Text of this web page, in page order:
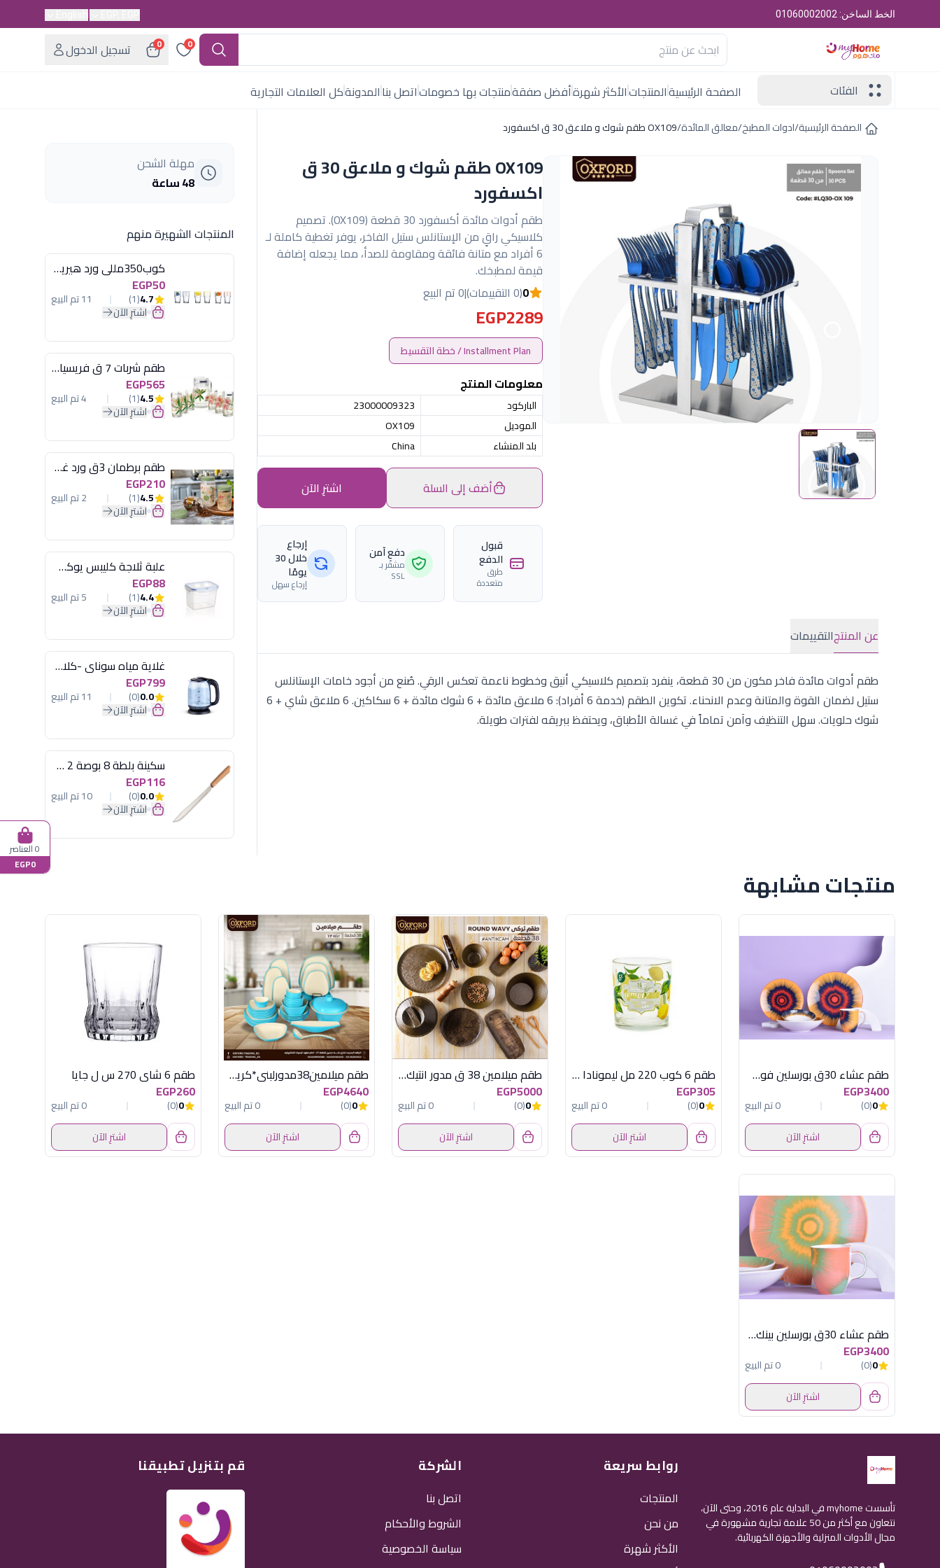
الخط الساخن: 01060002002
0
0
تسجيل الدخول
الفئات
الصفحة الرئيسيةالمنتجاتالأكثر شهرةأفضل صفقةمنتجات بها خصوماتاتصل بناالمدونةكل العلامات التجارية
الصفحة الرئيسية/ادوات المطبخ/معالق المائدة/OX109 طقم شوك و ملاعق 30 ق اكسفورد
OX109 طقم شوك و ملاعق 30 ق
اكسفورد
طقم أدوات مائدة أكسفورد 30 قطعة (OX109). تصميم
كلاسيكي راقٍ من الإستانلس ستيل الفاخر، يوفر تغطية كاملة لـ
6 أفراد مع متانة فائقة ومقاومة للصدأ، مما يجعله إضافة
قيمة لمطبخك.
0(0 التقييمات) |0 تم البيع
EGP2289
Installment Plan / خطة التقسيط
معلومات المنتج
الباركود
23000009323
الموديل
OX109
بلد المنشاء
China
أضف إلى السلة اشترِ الآن
قبول
الدفع
طرق
متعددة
دفع آمن
مشفّر بـ
SSL
إرجاع
خلال 30
يومًا
إرجاع سهل
عن المنتجالتقييمات
طقم أدوات مائدة فاخر مكون من 30 قطعة، ينفرد بتصميم كلاسيكي أنيق وخطوط ناعمة تعكس الرقي. صُنع من أجود خامات الإستانلس
ستيل لضمان القوة والمتانة وعدم الانحناء. تكوين الطقم (خدمة 6 أفراد): 6 ملاعق مائدة + 6 شوك مائدة + 6 سكاكين. 6 ملاعق شاي + 6
شوك حلويات. سهل التنظيف وآمن تماماً في غسالة الأطباق، ويحتفظ ببريقه لفترات طويلة.
مهلة الشحن
48 ساعة
المنتجات الشهيرة منهم
كوب350مللى ورد هيريفين
EGP50
4.7
(1) 11 تم البيع
اشترِ الآن
طقم شربات 7 ق فريسيا لومينارك
EGP565
4.5
(1) 4 تم البيع
اشترِ الآن
طقم برطمان 3ق ورد غطاء مينت جرين هيريفين
EGP210
4.5
(1) 2 تم البيع
اشترِ الآن
علبة ثلاجة كليبس يوكسان
EGP88
4.4
(1) 5 تم البيع
اشترِ الآن
غلاية مياه سوناي -كلاسيك 2200 وات، 1.7 لتر زجاج اضائة ليد - MAR-3752
EGP799
0.0
(0) 11 تم البيع
اشترِ الآن
سكينة بلطة 8 بوصة 2 مسمار
EGP116
0.0
(0) 10 تم البيع
اشترِ الآن
منتجات مشابهة
طقم عشاء 30ق بورسلين فوشيا * ازرق *اصفر
EGP3400
0
(0)
0 تم البيع
اشترِ الآن
طقم 6 كوب 220 مل ليمونادا سيرفى
EGP305
0
(0)
0 تم البيع
اشترِ الآن
طقم ميلامين 38 ق مدور انتيك اكسفورد
EGP5000
0
(0)
0 تم البيع
اشترِ الآن
طقم ميلامين38مدورلبنى*كريمى منقط اكسفورد
EGP4640
0
(0)
0 تم البيع
اشترِ الآن
طقم 6 شاى 270 س ل جايا
EGP260
0
(0)
0 تم البيع
اشترِ الآن
طقم عشاء 30ق بورسلين بينك* بستاج * اصفر
EGP3400
0
(0)
0 تم البيع
اشترِ الآن
تأسست myhome في البداية عام 2016، وحتى الآن،
نتعاون مع أكثر من 50 علامة تجارية مشهورة في
مجال الأدوات المنزلية والأجهزة الكهربائية.
روابط سريعة
المنتجات
من نحن
الأكثر شهرة
الشركة
اتصل بنا
الشروط والأحكام
سياسة الخصوصية
قم بتنزيل تطبيقنا
0 العناصر
EGP0